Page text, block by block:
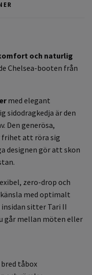
och naturlig
Chelsea-booten från
med elegant
sidodragkedja är den
Den generösa,
att röra sig
designen gör att skon
zero-drop och
med optimalt
sitter Tari II
går mellan möten eller
tåbox